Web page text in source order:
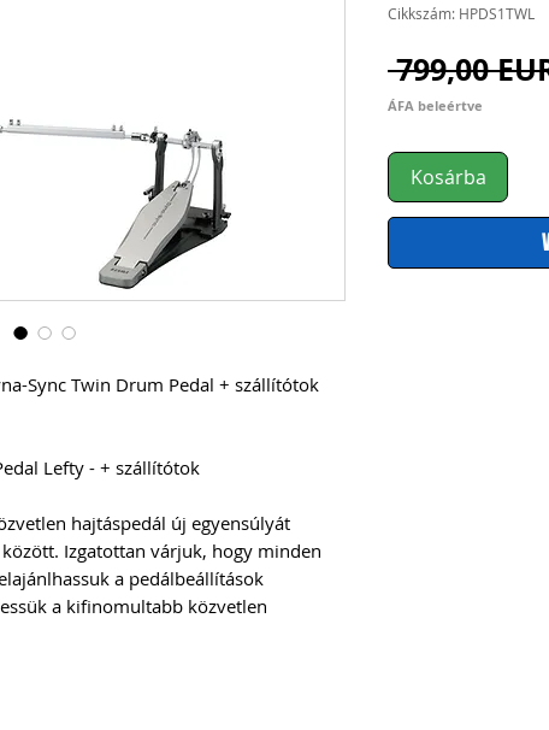
Sync Twin Drum Pedal + szállítótok
Lefty - + szállítótok
hajtáspedál új egyensúlyát
Izgatottan várjuk, hogy minden
a pedálbeállítások
a kifinomultabb közvetlen
Cikkszám: HPDS1TWL
799,00
ÁFA beleértve
Kosárba